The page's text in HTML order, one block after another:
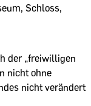
Schloss,
der „freiwilligen
nicht ohne
nicht verändert